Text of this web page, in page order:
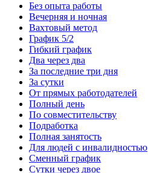
Без опыта работы
Вечерняя и ночная
Вахтовый метод
График 5/2
Гибкий график
Два через два
За последние три дня
За сутки
От прямых работодателей
Полный день
По совместительству
Подработка
Полная занятость
Для людей с инвалидностью
Сменный график
Сутки через двое